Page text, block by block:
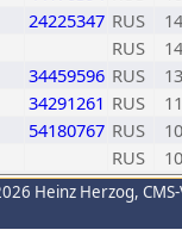
24225347 RUS
RUS
34459596 RUS
34291261 RUS
54180767 RUS
RUS
Heinz Herzog,